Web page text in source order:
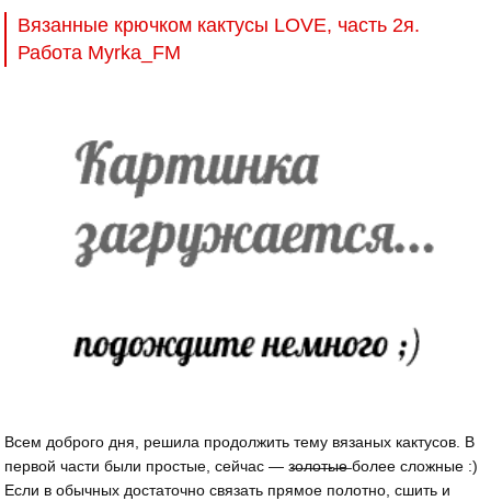
Вязанные крючком кактусы LOVE, часть 2я.
Работа Myrka_FM
Всем доброго дня, решила продолжить тему вязаных кактусов. В
первой части были простые, сейчас — з̶о̶л̶о̶т̶ы̶е̶ более сложные :)
Если в обычных достаточно связать прямое полотно, сшить и